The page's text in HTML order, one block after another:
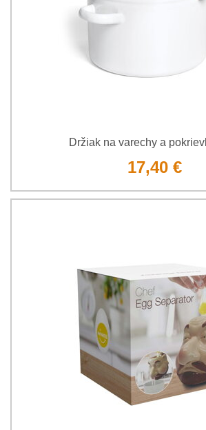
Držiak na varechy a
17,40 €